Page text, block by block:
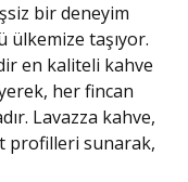
bir deneyim
ülkemize taşıyor.
en kaliteli kahve
her fincan
Lavazza kahve,
profilleri sunarak,